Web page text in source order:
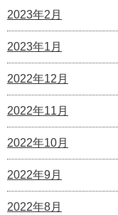
2023年2月
2023年1月
2022年12月
2022年11月
2022年10月
2022年9月
2022年8月